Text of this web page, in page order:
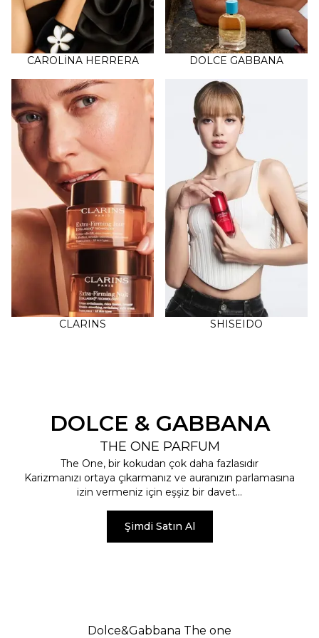
CAROLİNA HERRERA DOLCE GABBANA
CLARINS SHISEIDO
DOLCE & GABBANA
THE ONE PARFUM
The One, bir kokudan çok daha fazlasıdır
Karizmanızı ortaya çıkarmanız ve auranızın parlamasına
izin vermeniz için eşşiz bir davet…
Şimdi Satın Al
Dolce&Gabbana The one